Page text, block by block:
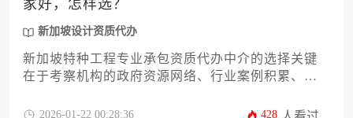
家好，怎样选？
新加坡设计资质代办
新加坡特种工程专业承包资质代办中介的选择关键
在于考察机构的政府资源网络、行业案例积累、本
历史成功率、专业领域匹配度和售后支持体系来筛
2026-01-22 00:28:36 428